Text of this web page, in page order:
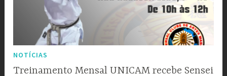
NOTÍCIAS
Treinamento Mensal UNICAM recebe Sensei